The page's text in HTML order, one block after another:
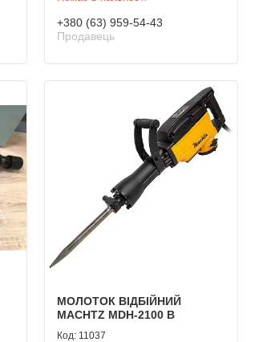
+380 (63) 959-54-43
Продавець
МОЛОТОК ВІДБІЙНИЙ
MACHTZ MDH-2100 B
11037